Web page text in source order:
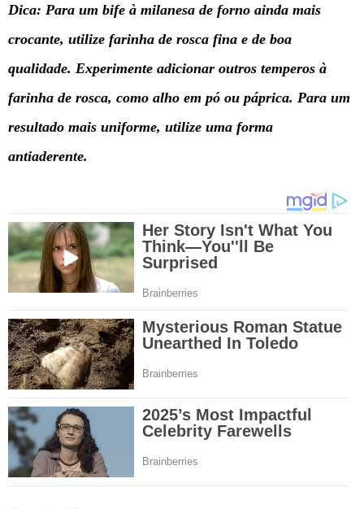
Dica: Para um bife à milanesa de forno ainda mais
crocante, utilize farinha de rosca fina e de boa
qualidade. Experimente adicionar outros temperos à
farinha de rosca, como alho em pó ou páprica. Para um
resultado mais uniforme, utilize uma forma
antiaderente.